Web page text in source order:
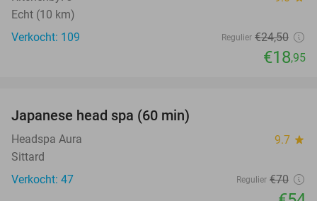
Echt (10 km)
Verkocht: 109
Regulier €24,50
€18,95
Japanese head spa (60 min)
Headspa Aura 9.7 star
Sittard
Verkocht: 47
Regulier €70